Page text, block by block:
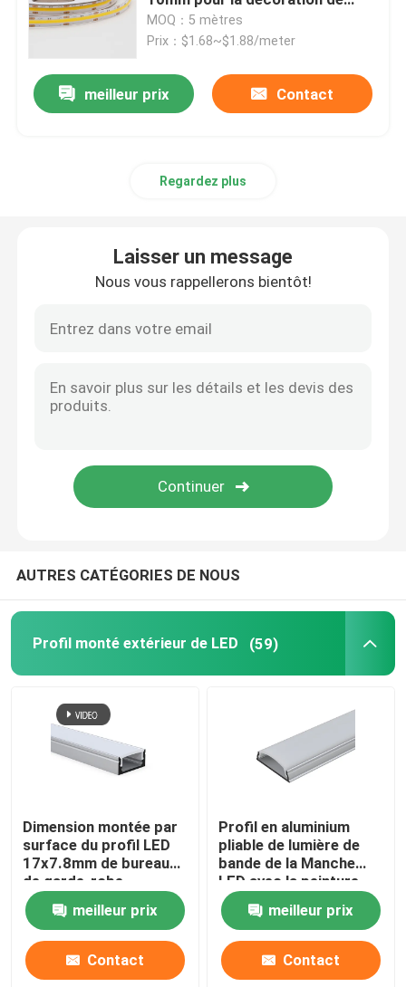
Lumières de bande futées de LED
Profil faisant le coin de LED
lumières linéaires menées
Bandes de l'ÉPI LED
Bandes de SMD LED
Tube de silicone de LED
festival
MOQ：5 mètres
Prix：$1.68~$1.88/meter
meilleur prix Contact
Regardez plus
Laisser un message
Nous vous rappellerons bientôt!
AUTRES CATÉGORIES DE NOUS
Profil monté extérieur de LED (59)
Dimension montée par
surface du profil LED
17x7.8mm de bureau
de garde-robe
meilleur prix
Contact
Profil en aluminium
pliable de lumière de
bande de la Manche
LED avec la peinture
anodisée
meilleur prix
Contact